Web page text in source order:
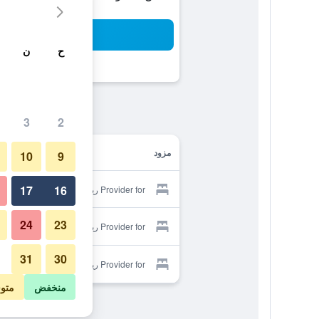
مزود
Provider for ريا هوتل
Provider for ريا هوتل
Provider for ريا هوتل
ح ن
2
3
9
10
16
17
23
24
30
31
منخفض